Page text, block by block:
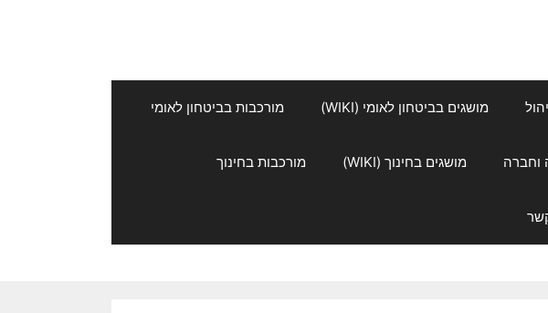
מושגים בביטחון לאומי (WIKI) מורכבות בביטחון לאומי
מושגים בחינוך (WIKI) מורכבות בחינוך